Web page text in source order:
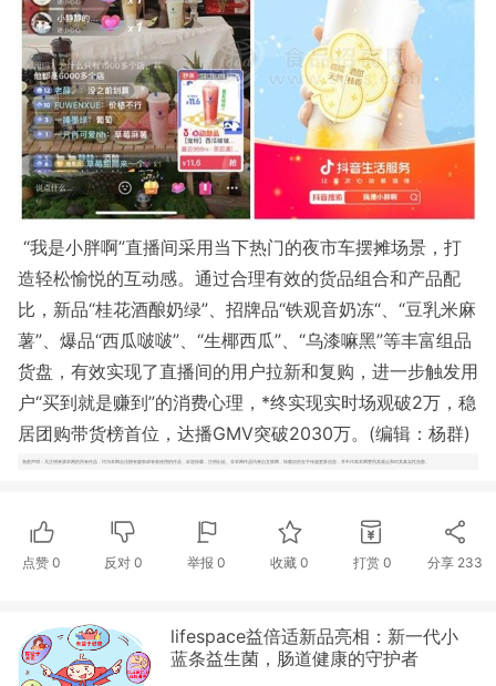
“我是小胖啊”直播间采用当下热门的夜市车摆摊场景，打
造轻松愉悦的互动感。通过合理有效的货品组合和产品配
比，新品“桂花酒酿奶绿”、招牌品“铁观音奶冻“、“豆乳米麻
薯”、爆品“西瓜啵啵”、“生椰西瓜”、“乌漆嘛黑”等丰富组品
货盘，有效实现了直播间的用户拉新和复购，进一步触发用
户“买到就是赚到”的消费心理，*终实现实时场观破2万，稳
居团购带货榜首位，达播GMV突破2030万。(编辑：杨群)
免责声明：凡注明来源本网的所有作品，均为本网合法拥有版权或有权使用的作品，欢迎转载，注明出处。非本网作品均来自互联网，转载目的在于传递更多信息，并不代表本网赞同其观点和对其真实性负责。
点赞 0 反对0 举报 0 收藏 0 打赏 0 分享 233
lifespace益倍适新品亮相：新一代小
蓝条益生菌，肠道健康的守护者